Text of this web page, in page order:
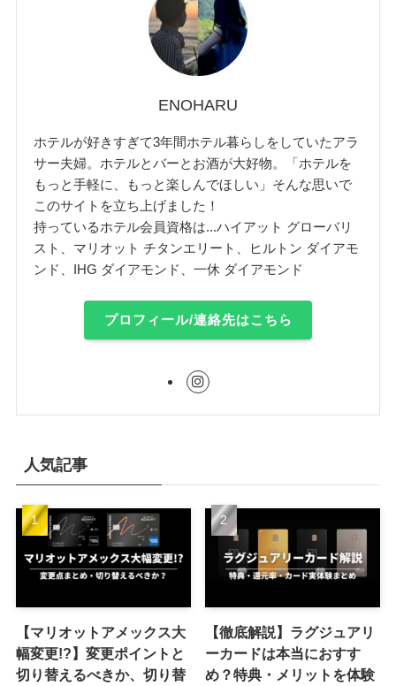
ENOHARU
ホテルが好きすぎて3年間ホテル暮らしをしていたアラ
サー夫婦。ホテルとバーとお酒が大好物。「ホテルを
もっと手軽に、もっと楽しんでほしい」そんな思いで
このサイトを立ち上げました！
持っているホテル会員資格は...ハイアット グローバリ
スト、マリオット チタンエリート、ヒルトン ダイアモ
ンド、IHG ダイアモンド、一休 ダイアモンド
プロフィール/連絡先はこちら
人気記事
【マリオットアメックス大
幅変更!?】変更ポイントと
切り替えるべきか、切り替
【徹底解説】ラグジュアリ
ーカードは本当におすす
め？特典・メリットを体験